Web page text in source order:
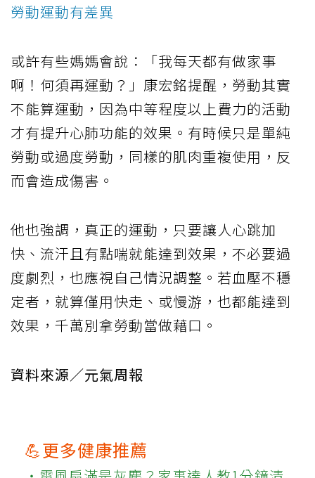
勞動運動有差異
或許有些媽媽會說：「我每天都有做家事
啊！何須再運動？」康宏銘提醒，勞動其實
不能算運動，因為中等程度以上費力的活動
才有提升心肺功能的效果。有時候只是單純
勞動或過度勞動，同樣的肌肉重複使用，反
而會造成傷害。
他也強調，真正的運動，只要讓人心跳加
快、流汗且有點喘就能達到效果，不必要過
度劇烈，也應視自己情況調整。若血壓不穩
定者，就算僅用快走、或慢游，也都能達到
效果，千萬別拿勞動當做藉口。
資料來源／元氣周報
💪更多健康推薦